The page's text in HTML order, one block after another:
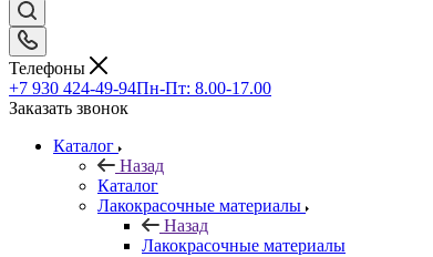
Телефоны
+7 930 424-49-94Пн-Пт: 8.00-17.00
Заказать звонок
Каталог
Назад
Каталог
Лакокрасочные материалы
Назад
Лакокрасочные материалы